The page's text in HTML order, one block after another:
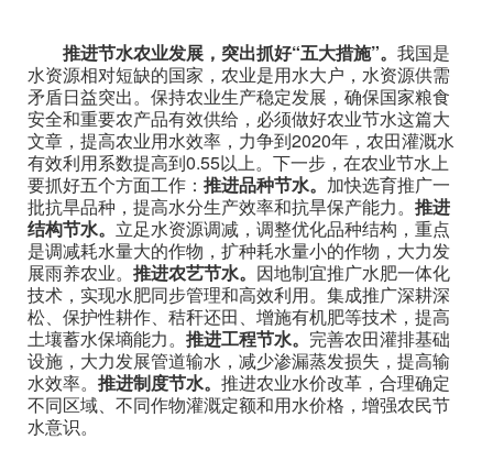
推进节水农业发展，突出抓好“五大措施”。 我国是
水资源相对短缺的国家，农业是用水大户，水资源供需
矛盾日益突出。保持农业生产稳定发展，确保国家粮食
安全和重要农产品有效供给，必须做好农业节水这篇大
文章，提高农业用水效率，力争到2020年，农田灌溉水
有效利用系数提高到0.55以上。下一步，在农业节水上
要抓好五个方面工作： 推进品种节水。 加快选育推广一
批抗旱品种，提高水分生产效率和抗旱保产能力。 推进
结构节水。 立足水资源调减，调整优化品种结构，重点
是调减耗水量大的作物，扩种耗水量小的作物，大力发
展雨养农业。 推进农艺节水。 因地制宜推广水肥一体化
技术，实现水肥同步管理和高效利用。集成推广深耕深
松、保护性耕作、秸秆还田、增施有机肥等技术，提高
土壤蓄水保墒能力。 推进工程节水。 完善农田灌排基础
设施，大力发展管道输水，减少渗漏蒸发损失，提高输
水效率。 推进制度节水。 推进农业水价改革，合理确定
不同区域、不同作物灌溉定额和用水价格，增强农民节
水意识。